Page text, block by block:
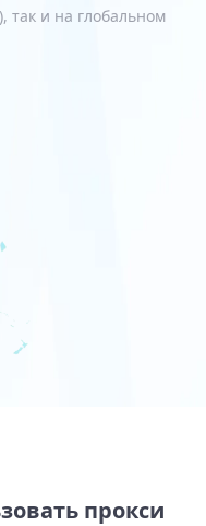
и на глобальном
прокси